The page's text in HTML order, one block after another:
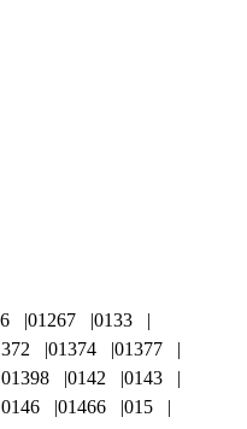
01267
0133
01374
01377
01398 0142
0143
0146 01466
015